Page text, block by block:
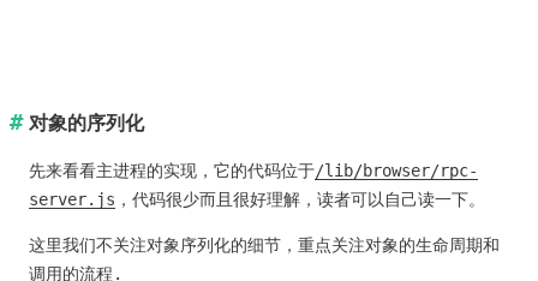
对象的序列化
先来看看主进程的实现，它的代码位于/lib/browser/rpc-
server.js ，代码很少而且很好理解，读者可以自己读一下。
这里我们不关注对象序列化的细节，重点关注对象的生命周期和
调用的流程.